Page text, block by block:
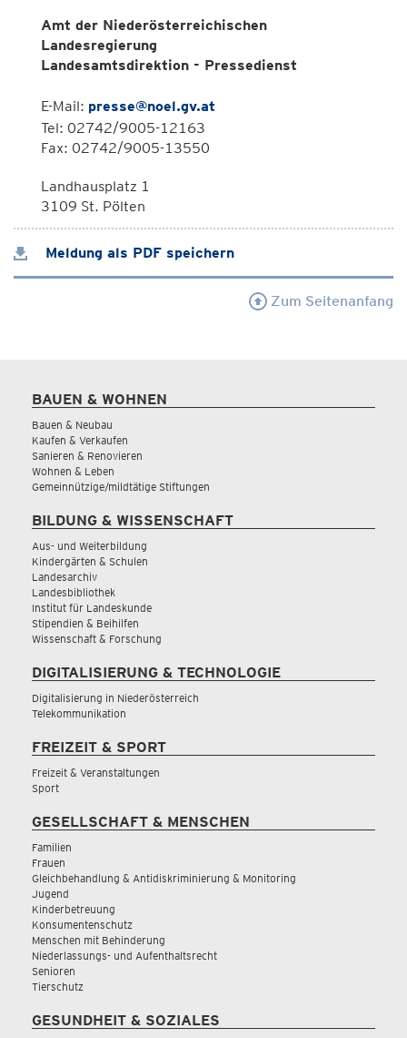
Amt der Niederösterreichischen
Landesregierung
Landesamtsdirektion - Pressedienst
E-Mail: presse@noel.gv.at
Tel: 02742/9005-12163
Fax: 02742/9005-13550
Landhausplatz 1
3109 St. Pölten
Meldung als PDF speichern
Zum Seitenanfang
BAUEN & WOHNEN
Bauen & Neubau
Kaufen & Verkaufen
Sanieren & Renovieren
Wohnen & Leben
Gemeinnützige/mildtätige Stiftungen
BILDUNG & WISSENSCHAFT
Aus- und Weiterbildung
Kindergärten & Schulen
Landesarchiv
Landesbibliothek
Institut für Landeskunde
Stipendien & Beihilfen
Wissenschaft & Forschung
DIGITALISIERUNG & TECHNOLOGIE
Digitalisierung in Niederösterreich
Telekommunikation
FREIZEIT & SPORT
Freizeit & Veranstaltungen
Sport
GESELLSCHAFT & MENSCHEN
Familien
Frauen
Gleichbehandlung & Antidiskriminierung & Monitoring
Jugend
Kinderbetreuung
Konsumentenschutz
Menschen mit Behinderung
Niederlassungs- und Aufenthaltsrecht
Senioren
Tierschutz
GESUNDHEIT & SOZIALES